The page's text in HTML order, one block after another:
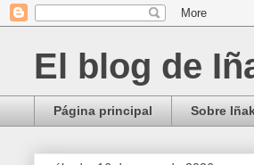
El blog de
Página principal Sobre